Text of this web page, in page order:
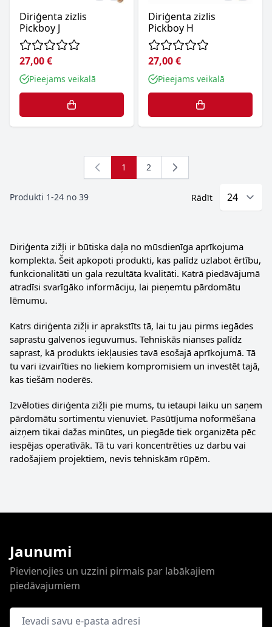
Diriģenta zizlis
Pickboy J
27,00 €
Pieejams veikalā
Diriģenta zizlis
Pickboy H
27,00 €
Pieejams veikalā
Produkti 1-24 no 39
You're currently reading page
1 Lapa
2
Rādīt
Diriģenta zižļi ir būtiska daļa no mūsdienīga aprīkojuma
komplekta. Šeit apkopoti produkti, kas palīdz uzlabot ērtību,
funkcionalitāti un gala rezultāta kvalitāti. Katrā piedāvājumā
atradīsi svarīgāko informāciju, lai pieņemtu pārdomātu
lēmumu.
Katrs diriģenta zižļi ir aprakstīts tā, lai tu jau pirms iegādes
saprastu galvenos ieguvumus. Tehniskās nianses palīdz
saprast, kā produkts iekļausies tavā esošajā aprīkojumā. Tā
tu vari izvairīties no liekiem kompromisiem un investēt tajā,
kas tiešām noderēs.
Izvēloties diriģenta zižļi pie mums, tu ietaupi laiku un saņem
pārdomātu sortimentu vienuviet. Pasūtījuma noformēšana
aizņem tikai dažas minūtes, un piegāde tiek organizēta pēc
iespējas operatīvāk. Tā tu vari koncentrēties uz darbu vai
radošajiem projektiem, nevis tehniskām rūpēm.
Jaunumi
Pievienojies un uzzini pirmais par labākajiem
piedāvajumiem
E-pasta adrese